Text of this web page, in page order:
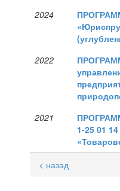
2024
2022
2021
1-25 01
< назад